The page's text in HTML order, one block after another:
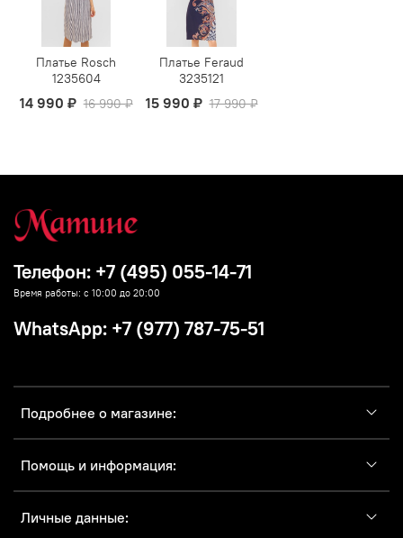
Платье Rosch
1235604
14 990 ₽ 16 990 ₽
Платье Feraud
3235121
15 990 ₽ 17 990 ₽
Подробнее о магазине:
Помощь и информация:
Личные данные:
Телефон: +7 (495) 055-14-71
Время работы: с 10:00 до 20:00
WhatsApp: +7 (977) 787-75-51